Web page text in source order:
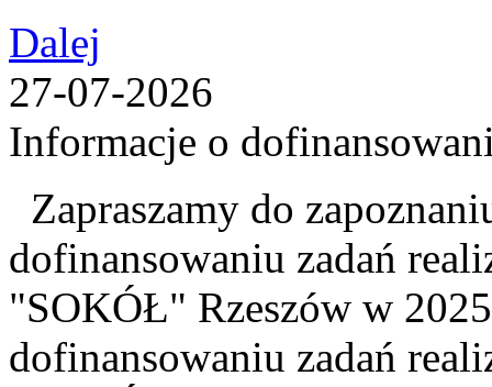
Dalej
27-07-2026
Informacje o
Zapraszamy do
dofinansowaniu zadań
"SOKÓŁ" Rzeszów w
dofinansowaniu zadań